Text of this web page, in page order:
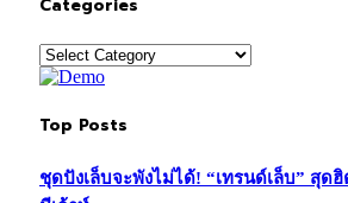
Categories
Categories
Top Posts
ชุดปังเล็บจะพังไม่ได้! “เทรนด์เล็บ” สุด